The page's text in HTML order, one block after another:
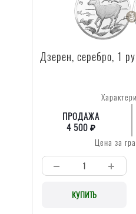
Дзерен, серебро, 1
ПРОДАЖА
4 500 ₽
Цена за
КУПИТЬ